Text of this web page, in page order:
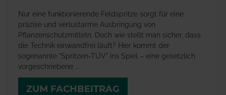
Nur eine funktionierende Feldspritze sorgt für eine
präzise und verlustarme Ausbringung von
Pflanzenschutzmitteln. Doch wie stellt man sicher, dass
die Technik einwandfrei läuft? Hier kommt der
sogenannte "Spritzen-TÜV" ins Spiel – eine gesetzlich
vorgeschriebene ...
ZUM FACHBEITRAG